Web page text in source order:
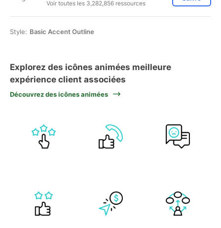
Voir toutes les 3,282,856 ressources
Style: Basic Accent Outline
Explorez des icônes animées meilleure
expérience client associées
Découvrez des icônes animées